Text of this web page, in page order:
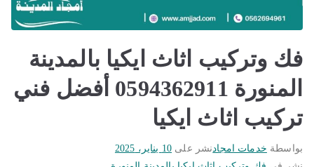
فك وتركيب اثاث ايكيا بالمدينة
المنورة 0594362911 أفضل فني
تركيب اثاث ايكيا
بواسطة خدمات امجادنشر على 10 يناير، 2025